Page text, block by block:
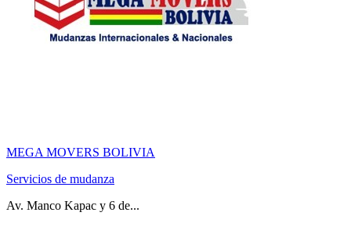
MEGA MOVERS BOLIVIA
Servicios de mudanza
Av. Manco Kapac y 6 de...